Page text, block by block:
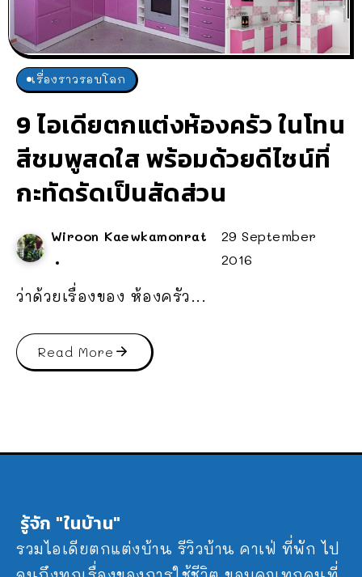
เรื่องราวรอบโลก
9 ไอเดียตกแต่งห้องครัว ในโทน
สีชมพูสดใส พร้อมด้วยดีไซน์ที่
กะทัดรัดเป็นสัดส่วน
Wiroon Kaewkamonrat
29 September
2016
ว่าด้วยเรื่องของ ห้องครัว...
Read More
รู้จัก "ในบ้าน"
รวมไอเดียตกแต่งบ้าน รีวิวบ้าน คาเฟ่ ที่พัก ไป